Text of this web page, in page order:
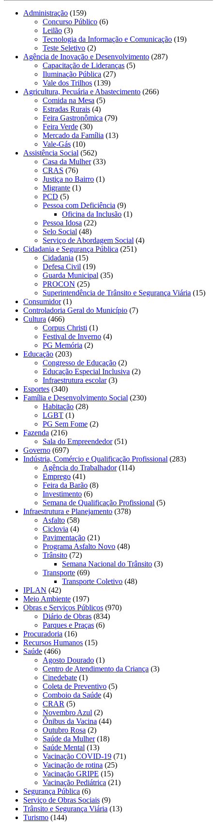
Administração (159)
Concurso Público (6)
Leilão (3)
Tecnologia da Informação e Comunicação (19)
Teste Seletivo (2)
Agência de Inovação e Desenvolvimento (287)
Capacitação de Lideranças (5)
Iluminação Pública (27)
Vale dos Trilhos (139)
Agricultura, Pecuária e Abastecimento (266)
Comida na Mesa (5)
Estradas Rurais (4)
Feira Gastronômica (79)
Feira Verde (30)
Mercado da Família (13)
Vale-Gás (10)
Assistência Social (562)
Casa da Mulher(33)
CRAS (76)
Justiça no Bairro (1)
Migrante (1)
PCD (5)
Pessoa com Deficiência (9)
Oficina da Inclusão (1)
Pessoa Idosa (22)
Selo Social (48)
Serviço de Abordagem Social (4)
Cidadania e Segurança Pública (251)
Cidadania (15)
Defesa Civil (19)
Guarda Municipal (35)
PROCON (25)
Superintendência de Trânsito e Segurança Viária (15)
Consumidor(1)
Controladoria Geral do Município (7)
Cultura (466)
Corpus Christi (1)
Festival de Inverno (4)
PG Memória (2)
Educação (203)
Congresso de Educação (2)
Educação Especial Inclusiva (2)
Infraestrutura escolar(3)
Esportes (340)
Família e Desenvolvimento Social (230)
Habitação (28)
LGBT (1)
PG Sem Fome (2)
Fazenda (216)
Sala do Empreendedor(51)
Governo (697)
Indústria, Comércio e Qualificação Profissional (283)
Agência do Trabalhador(114)
Emprego (41)
Feira da Barão (8)
Investimento (6)
Semana de Qualificação Profissional (5)
Infraestrutura e Planejamento (378)
Asfalto (58)
Ciclovia (4)
Pavimentação (21)
Programa Asfalto Novo (48)
Trânsito (72)
Semana Nacional do Trânsito (3)
Transporte (69)
Transporte Coletivo (48)
IPLAN (42)
Meio Ambiente (197)
Obras e Serviços Públicos (970)
Diário de Obras (834)
Parques e Praças (6)
Procuradoria (16)
Recursos Humanos (15)
Saúde (466)
Agosto Dourado (1)
Centro de Atendimento da Criança (3)
Cinedebate (1)
Coleta de Preventivo (5)
Comboio da Saúde (4)
CRAR (5)
Novembro Azul (2)
Ônibus da Vacina (44)
Outubro Rosa (2)
Saúde da Mulher(18)
Saúde Mental (13)
Vacinação COVID-19 (71)
Vacinação de rotina (25)
Vacinação GRIPE (15)
Vacinação Pediátrica (21)
Segurança Pública (6)
Serviço de Obras Sociais (9)
Trânsito e Segurança Viária (13)
Turismo (144)